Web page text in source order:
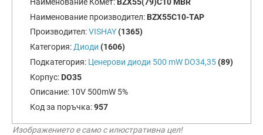
Наименование производител: BZX55C10-TAP
Производител:VISHAY(1365)
Категория: Диоди (1606)
Подкатегория: Ценерови диоди 500 mW DO34,35(89)
Корпус: DO35
Описание: 10V 500mW 5%
Код за поръчка:957
Изображението е само с илюстративна цел!